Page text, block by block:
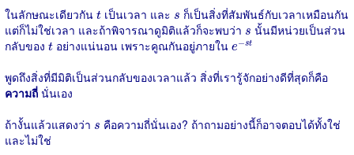
ในลักษณะเดียวกัน t
t เป็นเวลา และ s
s ก็เป็นสิ่งที่สัมพันธ์กับเวลาเหมือนกัน
แต่ก็ไม่ใช่เวลา และถ้าพิจารณาดูมิติแล้วก็จะพบว่า s
s นั้นมีหน่วยเป็นส่วน
กลับของ t
t อย่างแน่นอน เพราะคูณกันอยู่ภายใน e−st
e−s t
พูดถึงสิ่งที่มีมิติเป็นส่วนกลับของเวลาแล้ว สิ่งที่เรารู้จักอย่างดีที่สุดก็คือ
ความถี่ นั่นเอง
ถ้างั้นแล้วแสดงว่า s
s คือความถี่นั่นเอง? ถ้าถามอย่างนี้ก็อาจตอบได้ทั้งใช่
และไม่ใช่